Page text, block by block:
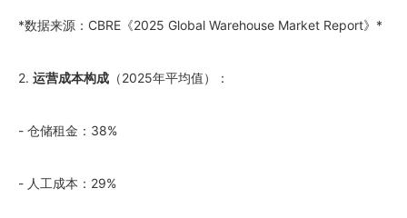
*数据来源：CBRE《2025 Global Warehouse Market Report》*
2. 运营成本构成 （2025年平均值）：
- 仓储租金：38%
- 人工成本：29%